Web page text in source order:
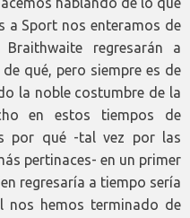
a Sport nos enteramos de
regresarán a
qué, pero siempre es de
la noble costumbre de la
en estos tiempos de
por qué -tal vez por las
pertinaces- en un primer
regresaría a tiempo sería
nos hemos terminado de